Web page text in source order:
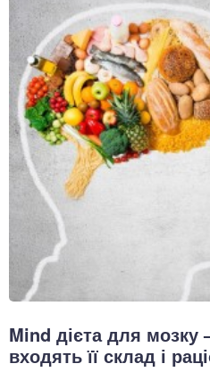
Mind дієта для
входять її склад і